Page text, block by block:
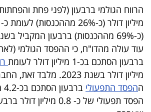
פודקאסט
40
UNDER
40
שיתופי
(כ-69% מההכנסות) ברבעון המקביל בשנת 2023.
עוד עולה מהדו"ח, כי ההפסד הגולמי
ברבעון הסתכם בכ-1 מיליון דולר לעומת
מיליון דולר בשנת 2023.
ההפסד התפעולי
הפסד תפעולי של כ- 0.8